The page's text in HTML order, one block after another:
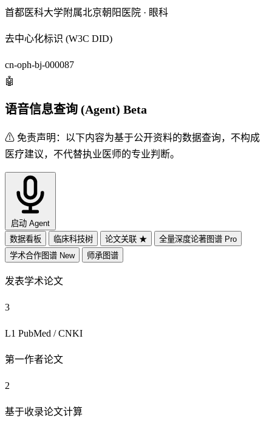
首都医科大学附属北京朝阳医院 · 眼科
去中心化标识 (W3C DID)
cn-oph-bj-000087
🤖
语音信息查询 (Agent) Beta
⚠ 免责声明： 以下内容为基于公开资料的数据查询，不构成
医疗建议，不代替执业医师的专业判断。
启动 Agent
数据看板
临床科技树 论文关联 ★ 全量深度论著图谱 Pro
学术合作图谱 New 师承图谱
发表学术论文
3
L1 PubMed / CNKI
第一作者论文
2
基于收录论文计算